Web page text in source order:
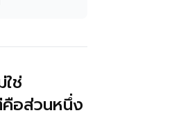
ช่
อส่วนหนึ่ง